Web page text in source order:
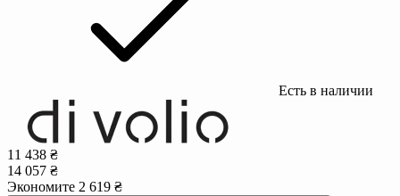
Есть в наличии
11 438 ₴
14 057 ₴
Экономите 2 619 ₴